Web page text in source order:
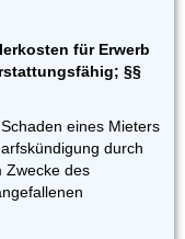
für Erwerb
§§
eines Mieters
durch
Zwecke des